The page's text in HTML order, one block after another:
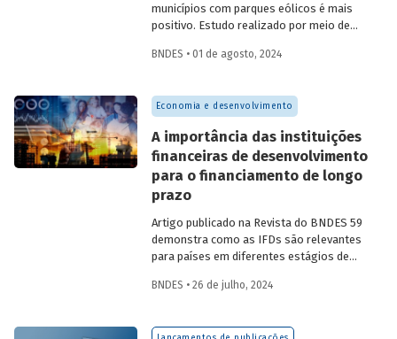
municípios com parques eólicos é mais
positivo. Estudo realizado por meio de
resultados mais significativos dois a três
dispersão posterior.
BNDES • 01 de agosto, 2024
Economia e desenvolvimento
A importância das instituições
financeiras de desenvolvimento
para o financiamento de longo
prazo
Artigo publicado na Revista do BNDES 59
demonstra como as IFDs são relevantes
para países em diferentes estágios de
de estabilidade quanto nos de crise
para o desenvolvimento sustentável.
BNDES • 26 de julho, 2024